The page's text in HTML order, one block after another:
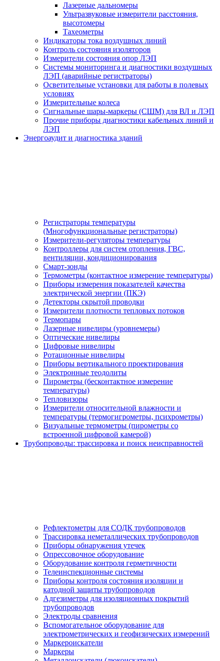
Лазерные дальномеры
Ультразвуковые измерители расстояния,
высотомеры
Тахеометры
Индикаторы тока воздушных линий
Контроль состояния изоляторов
Измерители состояния опор ЛЭП
Системы мониторинга и диагностики воздушных
ЛЭП (аварийные регистраторы)
Осветительные установки для работы в полевых
условиях
Измерительные колеса
Сигнальные шары-маркеры (СШМ) для ВЛ и ЛЭП
Прочие приборы диагностики кабельных линий и
ЛЭП
Энергоаудит и диагностика зданий
Регистраторы температуры
(Многофункциональные регистраторы)
Измерители-регуляторы температуры
Контроллеры для систем отопления, ГВС,
вентиляции, кондиционирования
Смарт-зонды
Термометры (контактное измерение температуры)
Приборы измерения показателей качества
электрической энергии (ПКЭ)
Детекторы скрытой проводки
Измерители плотности тепловых потоков
Термопары
Лазерные нивелиры (уровнемеры)
Оптические нивелиры
Цифровые нивелиры
Ротационные нивелиры
Приборы вертикального проектирования
Электронные теодолиты
Пирометры (бесконтактное измерение
температуры)
Тепловизоры
Измерители относительной влажности и
температуры (термогигрометры, психрометры)
Визуальные термометры (пирометры со
встроенной цифровой камерой)
Трубопроводы: трассировка и поиск неисправностей
Рефлектометры для СОДК трубопроводов
Трассировка неметаллических трубопроводов
Приборы обнаружения утечек
Опрессовочное оборудование
Оборудование контроля герметичности
Телеинспекционные системы
Приборы контроля состояния изоляции и
катодной защиты трубопроводов
Адгезиметры для изоляционных покрытий
трубопроводов
Электроды сравнения
Вспомогательное оборудование для
электрометрических и геофизических измерений
Маркероискатели
Маркеры